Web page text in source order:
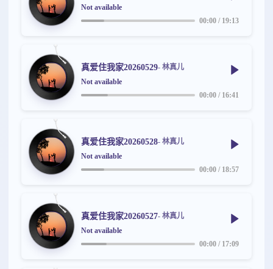
Not available
00:00 / 19:13
真爱住我家20260529- 林真儿
Not available
00:00 / 16:41
真爱住我家20260528- 林真儿
Not available
00:00 / 18:57
真爱住我家20260527- 林真儿
Not available
00:00 / 17:09